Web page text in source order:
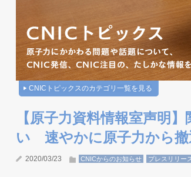
CNICトピックスのカテゴリ一覧を見る
【原子力資料情報室声明
い 速やかに原子力から撤
2020/03/23 CNICからのお知らせ プレスリリー